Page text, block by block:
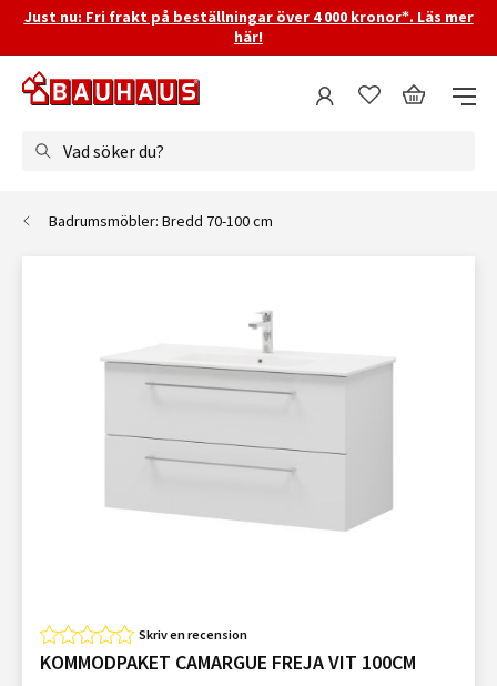
Just nu: Fri frakt på beställningar över 4 000 kronor*. Läs mer
här!
Vad söker du?
Badrumsmöbler: Bredd 70-100 cm
Skriv en recension
KOMMODPAKET CAMARGUE FREJA VIT 100CM